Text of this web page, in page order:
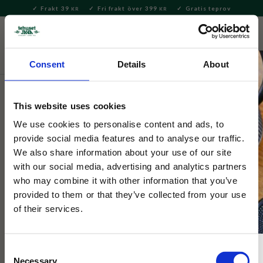
Consent Details About
This website uses cookies
We use cookies to personalise content and ads, to
provide social media features and to analyse our traffic.
We also share information about your use of our site
with our social media, advertising and analytics partners
who may combine it with other information that you’ve
provided to them or that they’ve collected from your use
of their services.
Necessary
Meny
Frakt 39 KR Fri frakt över 399 KR Gratis teprov
Bryggning & Tillbehör
Hario
Hario Tekanna Kyusumaru 700ml
Tekannan från Hario är som gjord för att brygga högkvalitativa
japanska teer. Tebladen kan fritt veckla ut sig och frigöra smak
i den stora silen.